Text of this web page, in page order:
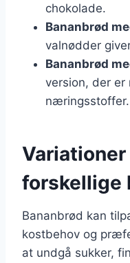
chokolade.
Bananbrød
valnødder
Bananbrød
version, der er
næringsstoffer.
forskellige
Bananbrød kan
kostbehov og
at undgå sukker,